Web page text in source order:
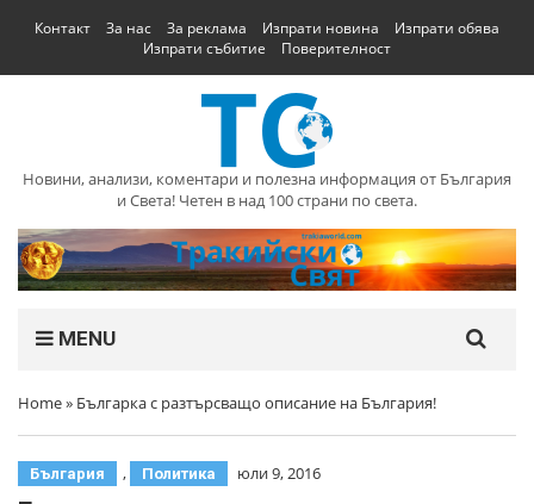
Контакт За нас За реклама Изпрати новина
Изпрати обява
Изпрати събитие
Поверителност
Новини, анализи, коментари и полезна информация от България
и Света! Четен в над 100 страни по света.
MENU
Home» Българка с разтърсващо описание на България!
България , Политика юли 9, 2016